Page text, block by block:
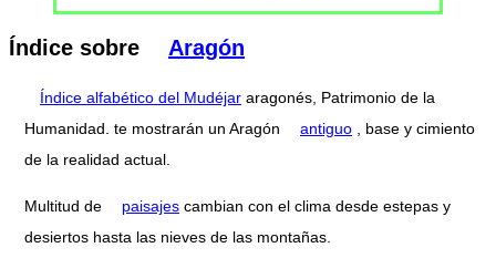
Índice sobre Aragón
Índice alfabético del Mudéjar aragonés, Patrimonio de la
Humanidad. te mostrarán un Aragón
antiguo , base y cimiento
de la realidad actual.
Multitud de paisajes cambian con el clima desde estepas y
desiertos hasta las nieves de las montañas.